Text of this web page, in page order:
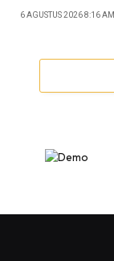
6 AGUSTUS 2026 8:16 AM